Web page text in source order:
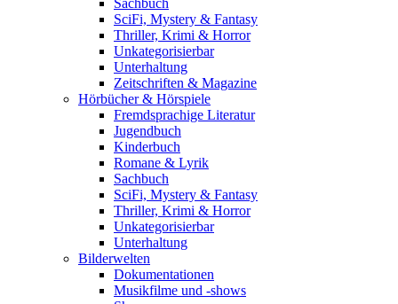
Sachbuch
SciFi, Mystery & Fantasy
Thriller, Krimi & Horror
Unkategorisierbar
Unterhaltung
Zeitschriften & Magazine
Hörbücher & Hörspiele
Fremdsprachige Literatur
Jugendbuch
Kinderbuch
Romane & Lyrik
Sachbuch
SciFi, Mystery & Fantasy
Thriller, Krimi & Horror
Unkategorisierbar
Unterhaltung
Bilderwelten
Dokumentationen
Musikfilme und -shows